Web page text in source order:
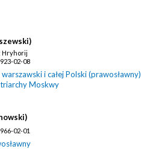
Hryhorij
02-08
i całej Polski (prawosławny)
Moskwy
02-01